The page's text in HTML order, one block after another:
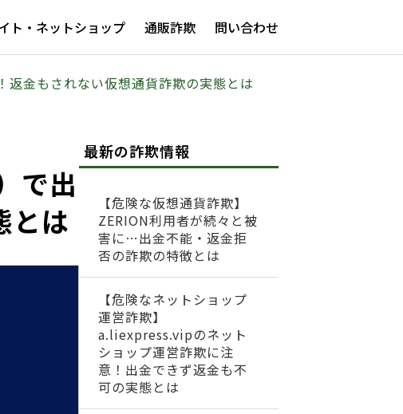
ト・ネットショップ 通販詐欺 問い合わせ
金もされない仮想通貨詐欺の実態とは
で出
とは
最新の詐欺情報
【危険な仮想通貨詐欺】
ZERION利用者が続々と被
害に…出金不能・返金拒
否の詐欺の特徴とは
【危険なネットショップ
運営詐欺】
a.liexpress.vipのネット
ショップ運営詐欺に注
意！出金できず返金も不
可の実態とは